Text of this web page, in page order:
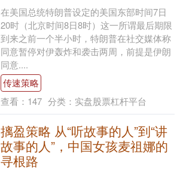
在美国总统特朗普设定的美国东部时间7日
20时（北京时间8日8时）这一所谓最后期限
到来之前一个半小时，特朗普在社交媒体称
同意暂停对伊轰炸和袭击两周，前提是伊朗
同意....
传速策略
查看： 147 分类： 实盘股票杠杆平台
摛盈策略 从“听故事的人”到“讲
故事的人”，中国女孩麦祖娜的
寻根路